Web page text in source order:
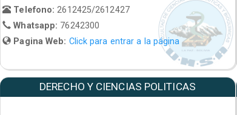
Telefono:2612425/2612427
Whatsapp: 76242300
Pagina Web: Click para entrar a la página
DERECHO Y CIENCIAS POLITICAS